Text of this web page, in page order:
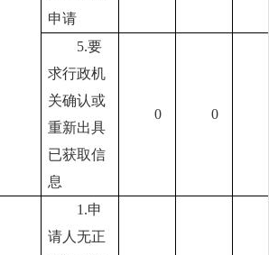
申请
5.要
求行政机
关确认或
重新出具
已获取信
息
0 0
1.申
请人无正